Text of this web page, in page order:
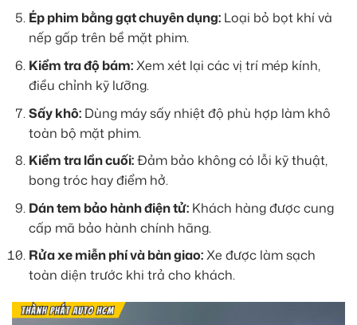
Ép phim bằng gạt chuyên dụng:Loại bỏ bọt khí và
nếp gấp trên bề mặt phim.
Kiểm tra độ bám:Xem xét lại các vị trí mép kính,
điều chỉnh kỹ lưỡng.
Sấy khô:Dùng máy sấy nhiệt độ phù hợp làm khô
toàn bộ mặt phim.
Kiểm tra lần cuối:Đảm bảo không có lỗi kỹ thuật,
bong tróc hay điểm hở.
Dán tem bảo hành điện tử:Khách hàng được cung
cấp mã bảo hành chính hãng.
Rửa xe miễn phí và bàn giao:Xe được làm sạch
toàn diện trước khi trả cho khách.